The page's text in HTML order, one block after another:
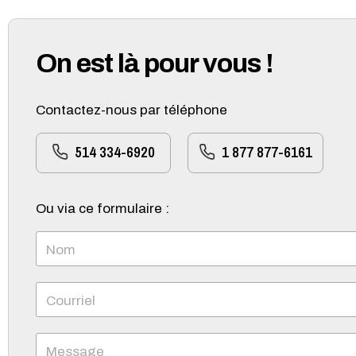
On est là pour vous !
Contactez-nous par téléphone
514 334-6920 1 877 877-6161
Ou via ce formulaire :
Nom
Courriel
Message